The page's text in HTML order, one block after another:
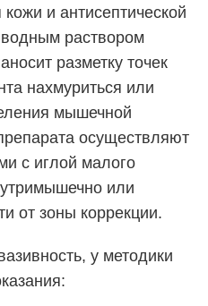
и антисептической
раствором
разметку точек
нахмуриться или
мышечной
осуществляют
с иглой малого
или
от зоны коррекции.
у методики